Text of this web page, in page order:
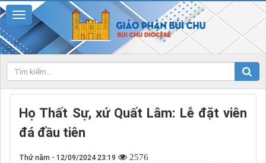
Họ Thất Sự, xứ Quất Lâm: Lễ đặt viên
đá đầu tiên
Thứ năm - 12/09/2024 23:19 2576